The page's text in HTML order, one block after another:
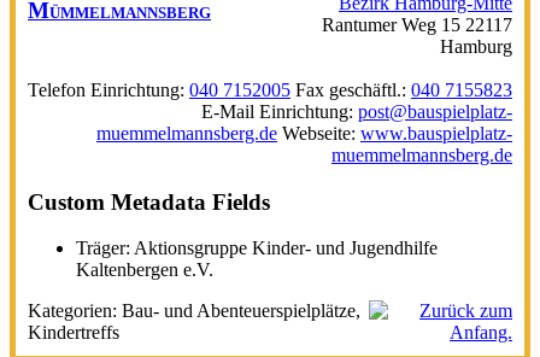
Mümmelmannsberg
Rantumer Weg 15 22117
Hamburg
Telefon Einrichtung: 040 7152005 Fax geschäftl.: 040 7155823
E-Mail Einrichtung: post@bauspielplatz-
muemmelmannsberg.de Webseite: www.bauspielplatz-
muemmelmannsberg.de
Custom Metadata Fields
Träger: Aktionsgruppe Kinder- und Jugendhilfe
Kaltenbergen e.V.
Kategorien: Bau- und Abenteuerspielplätze,
Kindertreffs